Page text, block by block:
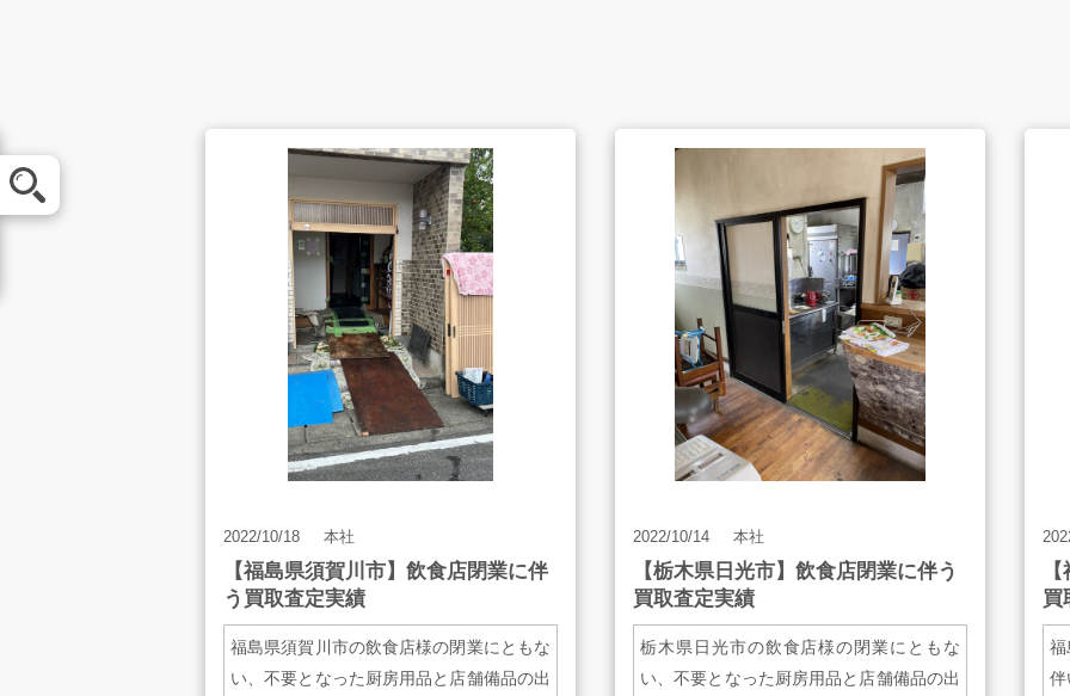
メール査定 LINE査定
買取方法 買取アイテム
お客様の声 よくあるご質問
店舗案内 販売のご案内
お知らせ AMESYO MAGAGINE
2022/10/18 本社
【福島県須賀川市】飲食店閉業に伴
う買取査定実績
福島県須賀川市の飲食店様の閉業にともな
い、不要となった厨房用品と店舗備品の出
2022/10/14 本社
【栃木県日光市】飲食店閉業に伴う
買取査定実績
栃木県日光市の飲食店様の閉業にともな
い、不要となった厨房用品と店舗備品の出
買
福
伴